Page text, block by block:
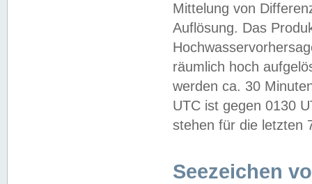
Mittelung von
Auflösung. Das
räumlich hoch
werden ca. 30
UTC ist gegen 0130
stehen für die letzten
Seezeichen